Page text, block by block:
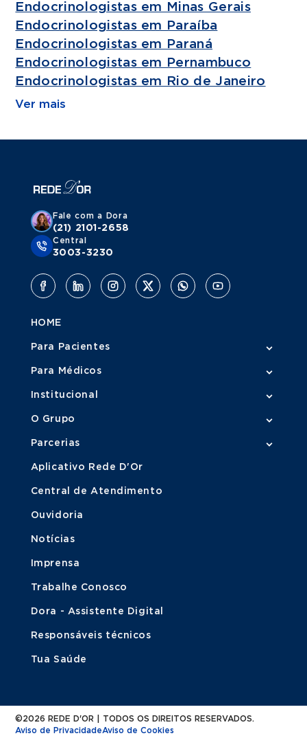
Endocrinologistas em Minas Gerais
Endocrinologistas em Paraíba
Endocrinologistas em Paraná
Endocrinologistas em Pernambuco
Endocrinologistas em Rio de Janeiro
Ver mais
Fale com a Dora
(21) 2101-2658
Central
3003-3230
HOME
Para Pacientes
Para Médicos
Institucional
O Grupo
Parcerias
Aplicativo Rede D'Or
Central de Atendimento
Ouvidoria
Notícias
Imprensa
Trabalhe Conosco
Dora - Assistente Digital
Responsáveis técnicos
Tua Saúde
©2026 REDE D'OR | TODOS OS DIREITOS RESERVADOS.
Aviso de PrivacidadeAviso de Cookies